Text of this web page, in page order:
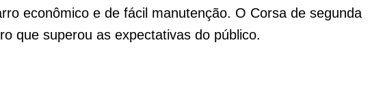
econômico e de fácil manutenção. O Corsa de segunda
que superou as expectativas do público.